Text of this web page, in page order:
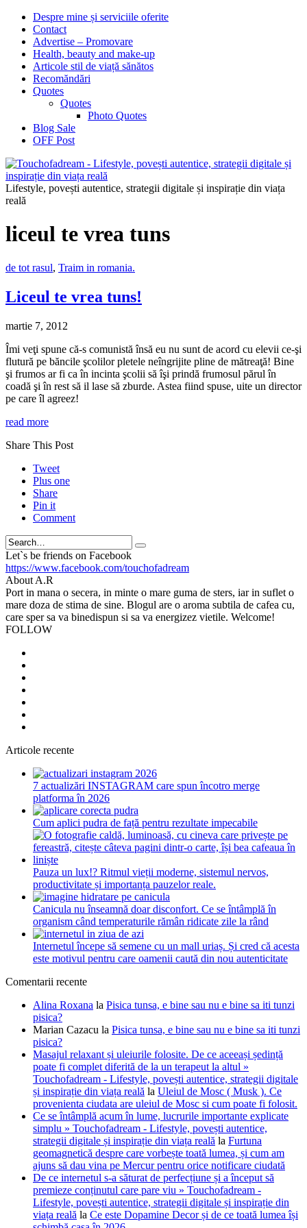
Despre mine și serviciile oferite
Contact
Advertise – Promovare
Health, beauty and make-up
Articole stil de viață sănătos
Recomăndări
Quotes
Quotes
Photo Quotes
Blog Sale
OFF Post
Lifestyle, povești autentice, strategii digitale și inspirație din viața
reală
liceul te vrea tuns
de tot rasul, Traim in romania.
Liceul te vrea tuns!
martie 7, 2012
Îmi veţi spune că-s comunistă însă eu nu sunt de acord cu elevii ce-şi
flutură pe băncile şcolilor pletele neîngrijite pline de mătreaţă! Bine
şi frumos ar fi ca în incinta şcolii să îşi prindă frumosul părul în
coadă şi în rest să il lase să zburde. Astea fiind spuse, uite un director
pe care îl agreez!
read more
Share This Post
Tweet
Plus one
Share
Pin it
Comment
Search
Let`s be friends on Facebook
https://www.facebook.com/touchofadream
About A.R
Port in mana o secera, in minte o mare guma de sters, iar in suflet o
mare doza de stima de sine. Blogul are o aroma subtila de cafea cu,
care sper sa va binedispun si sa va energizez vietile. Welcome!
FOLLOW
Articole recente
7 actualizări INSTAGRAM care spun încotro merge
platforma în 2026
Cum aplici pudra de față pentru rezultate impecabile
Pauza un lux!? Ritmul vieții moderne, sistemul nervos,
productivitate și importanța pauzelor reale.
Canicula nu înseamnă doar disconfort. Ce se întâmplă în
organism când temperaturile rămân ridicate zile la rând
Internetul începe să semene cu un mall uriaș. Și cred că acesta
este motivul pentru care oamenii caută din nou autenticitate
Comentarii recente
Alina Roxana la Pisica tunsa, e bine sau nu e bine sa iti tunzi
pisica?
Marian Cazacu la Pisica tunsa, e bine sau nu e bine sa iti tunzi
pisica?
Masajul relaxant și uleiurile folosite. De ce aceeași ședință
poate fi complet diferită de la un terapeut la altul »
Touchofadream - Lifestyle, povești autentice, strategii digitale
și inspirație din viața reală la Uleiul de Mosc ( Musk ). Ce
provenienta ciudata are uleiul de Mosc si cum poate fi folosit.
Ce se întâmplă acum în lume, lucrurile importante explicate
simplu » Touchofadream - Lifestyle, povești autentice,
strategii digitale și inspirație din viața reală la Furtuna
geomagnetică despre care vorbește toată lumea, și cum am
ajuns să dau vina pe Mercur pentru orice notificare ciudată
De ce internetul s-a săturat de perfecțiune și a început să
premieze conținutul care pare viu » Touchofadream -
Lifestyle, povești autentice, strategii digitale și inspirație din
viața reală la Ce este Dopamine Decor și de ce toată lumea își